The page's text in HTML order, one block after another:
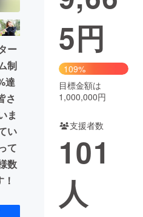
性化
CAMPFIRE Creation
税machi-ya コミュニティ
ー
制
達
さ
ま
い
て
数
5円
109%
目標金額は
1,000,000円
支援者数
101
人